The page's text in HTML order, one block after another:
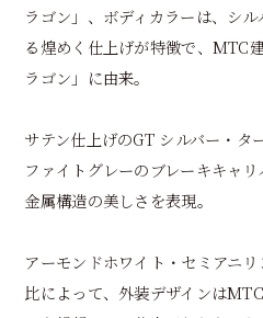
ラゴン」、ボディカラーは、シ
る煌めく仕上げが特徴で、MTC
ラゴン」に由来。
サテン仕上げのGT シルバー・タ
ファイトグレーのブレーキキャ
金属構造の美しさを表現。
アーモンドホワイト・セミアニ
比によって、外装デザインは